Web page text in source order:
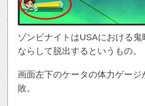
ゾンビナイトはUSAにおける
ならして脱出するというもの。
画面左下のケータの体力ゲー
敗。